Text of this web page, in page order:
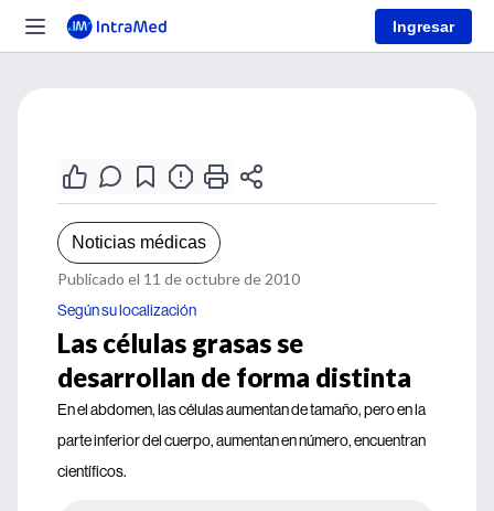
Ingresar
Noticias médicas
Publicado el 11 de octubre de 2010
Según su localización
Las células grasas se
desarrollan de forma distinta
En el abdomen, las células aumentan de tamaño, pero en la
parte inferior del cuerpo, aumentan en número, encuentran
científicos.